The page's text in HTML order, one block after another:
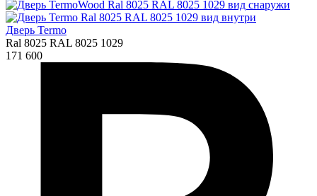
Дверь Termo
Ral 8025 RAL 8025 1029
171 600